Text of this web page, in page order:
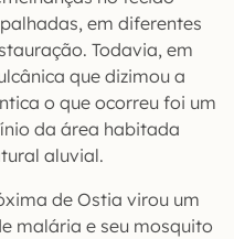
em diferentes
Todavia, em
que dizimou a
o que ocorreu foi um
da área habitada
aluvial.
de Ostia virou um
malária e seu mosquito